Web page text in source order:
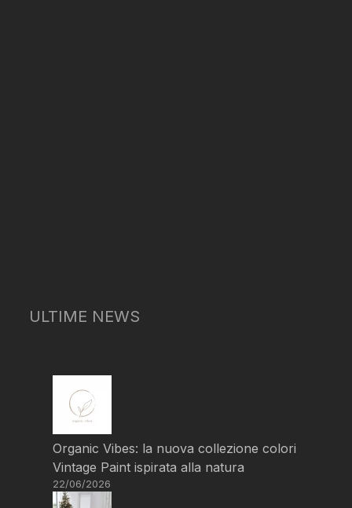
ULTIME NEWS
Organic Vibes: la nuova collezione colori
Vintage Paint ispirata alla natura
22/06/2026